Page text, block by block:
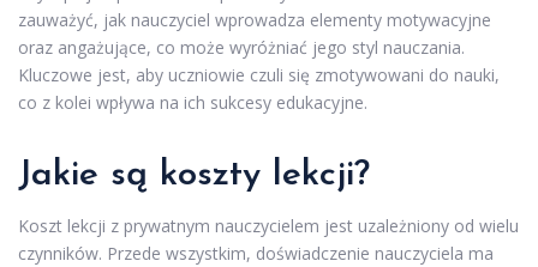
zauważyć, jak nauczyciel wprowadza elementy motywacyjne
oraz angażujące, co może wyróżniać jego styl nauczania.
Kluczowe jest, aby uczniowie czuli się zmotywowani do nauki,
co z kolei wpływa na ich sukcesy edukacyjne.
Jakie są koszty lekcji?
Koszt lekcji z prywatnym nauczycielem jest uzależniony od wielu
czynników. Przede wszystkim, doświadczenie nauczyciela ma